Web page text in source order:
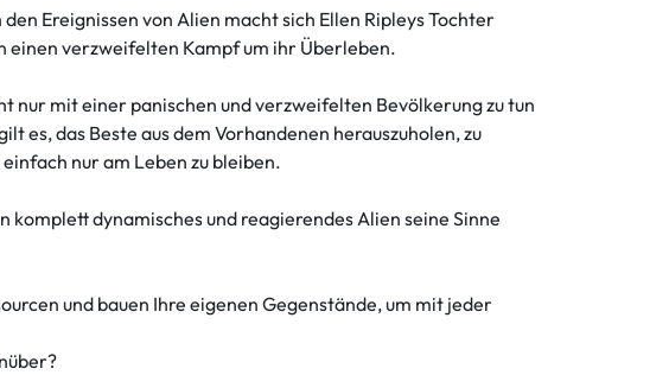
Ereignissen von Alien macht sich Ellen Ripleys Tochter
einen verzweifelten Kampf um ihr Überleben.
nur mit einer panischen und verzweifelten Bevölkerung zu tun
das Beste aus dem Vorhandenen herauszuholen, zu
nur am Leben zu bleiben.
dynamisches und reagierendes Alien seine Sinne
und bauen Ihre eigenen Gegenstände, um mit jeder